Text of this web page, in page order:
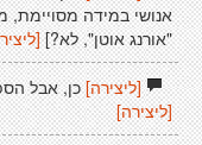
אנושי במידה מסויימת,
"אורנג אוטן", לא?]
[ליצירה]כן, אבל
[ליצירה]